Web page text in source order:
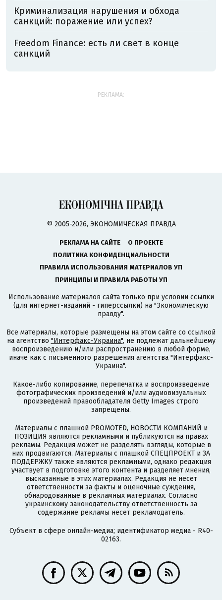
Криминализация нарушения и обхода
санкций: поражение или успех?
Freedom Finance: есть ли свет в конце
санкций
РЕКЛАМА:
© 2005-2026, ЭКОНОМИЧЕСКАЯ ПРАВДА
РЕКЛАМА НА САЙТЕ
О ПРОЕКТЕ
ПОЛИТИКА КОНФИДЕНЦИАЛЬНОСТИ
ПРАВИЛА ИСПОЛЬЗОВАНИЯ МАТЕРИАЛОВ УП
ПРИНЦИПЫ И ПРАВИЛА РАБОТЫ УП
Использование материалов сайта только при условии ссылки
(для интернет-изданий - гиперссылки) на "Экономическую
правду".
Все материалы, которые размещены на этом сайте со ссылкой
на агентство "Интерфакс-Украина", не подлежат дальнейшему
воспроизведению и/или распространению в любой форме,
иначе как с письменного разрешения агентства "Интерфакс-
Украина".
Какое-либо копирование, перепечатка и воспроизведение
фотографических произведений и/или аудиовизуальных
произведений правообладателя Getty Images строго
запрещены.
Материалы с плашкой PROMOTED, НОВОСТИ КОМПАНИЙ и
ПОЗИЦИЯ являются рекламными и публикуются на правах
рекламы. Редакция может не разделять взгляды, которые в
них продвигаются. Материалы с плашкой СПЕЦПРОЕКТ и ЗА
ПОДДЕРЖКУ также являются рекламными, однако редакция
участвует в подготовке этого контента и разделяет мнения,
высказанные в этих материалах. Редакция не несет
ответственности за факты и оценочные суждения,
обнародованные в рекламных материалах. Согласно
украинскому законодательству ответственность за
содержание рекламы несет рекламодатель.
Субъект в сфере онлайн-медиа; идентификатор медиа - R40-
02163.